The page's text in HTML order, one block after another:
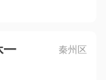
一 秦州区